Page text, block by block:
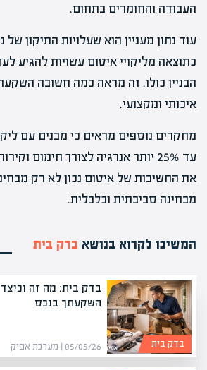
העבודה והחומרים בתחום.
עוד נתון מעניין הוא שעלויות התיקון של
הבניין כולו. זה מראה כמה חשובה
איכותי ומקצועי.
מחקרים נוספים מראים כי מבנים עם
עד 25% יותר אנרגיה לצורך חימום
את החשיבות של איטום נכון לא רק
מבחינה סביבתית וכלכלית.
המשיכו לקרוא בנושא בדק בית
בדק בית: מה זה
השקעתך בנכס
05/05/26 | מערכת אפיק בדק בית